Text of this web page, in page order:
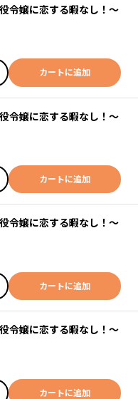
令嬢に恋する暇なし！～
カートに追加
令嬢に恋する暇なし！～
カートに追加
令嬢に恋する暇なし！～
カートに追加
令嬢に恋する暇なし！～
カートに追加